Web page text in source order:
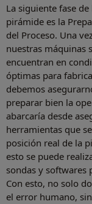
La siguiente fase de
pirámide es la
del Proceso. Una
nuestras máquinas
encuentran en
óptimas para
debemos
preparar bien la
abarcaría desde
herramientas que
posición real de la
esto se puede
sondas y softwares
Con esto, no solo
el error humano,